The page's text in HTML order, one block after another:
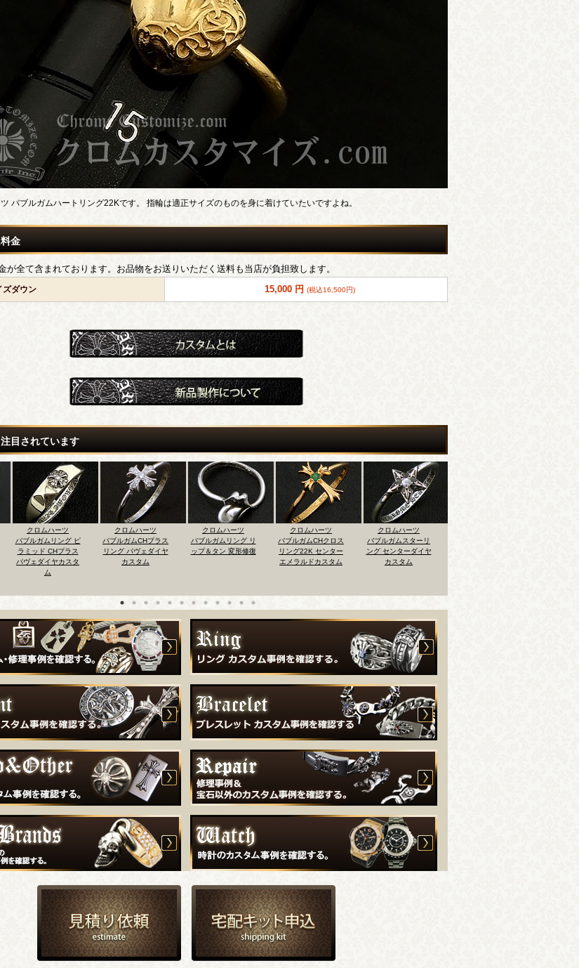
バブルガムハートリング22Kです。 指輪は適正サイズのものを身に着けていたいですよね。
金
が全て含まれております。お品物をお送りいただく送料も当店が負担致します。
ダウン 15,000 円 (税込16,500円)
目されています
クロムハーツ
バブルガムCHプラス
リング パヴェダイヤ
カスタム
クロムハーツ
バブルガムリング リ
ップ＆タン 変形修復
クロムハーツ
バブルガムCHクロス
リング22K センター
クロムハーツ
バブルガムスターリ
ング センターダイヤ
カスタム
クロムハーツ
バブルガムスターリ
ング 6ダイヤカスタ
ム